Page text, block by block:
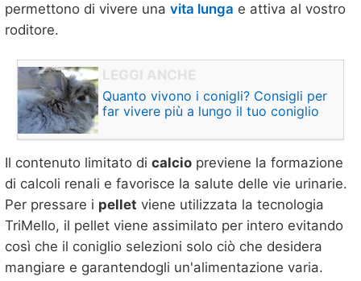
permettono di vivere una vita lunga e attiva al vostro
roditore.
Quanto vivono i conigli? Consigli per
far vivere più a lungo il tuo coniglio
Il contenuto limitato di calcio previene la formazione
di calcoli renali e favorisce la salute delle vie urinarie.
Per pressare i pellet viene utilizzata la tecnologia
TriMello, il pellet viene assimilato per intero evitando
così che il coniglio selezioni solo ciò che desidera
mangiare e garantendogli un'alimentazione varia.